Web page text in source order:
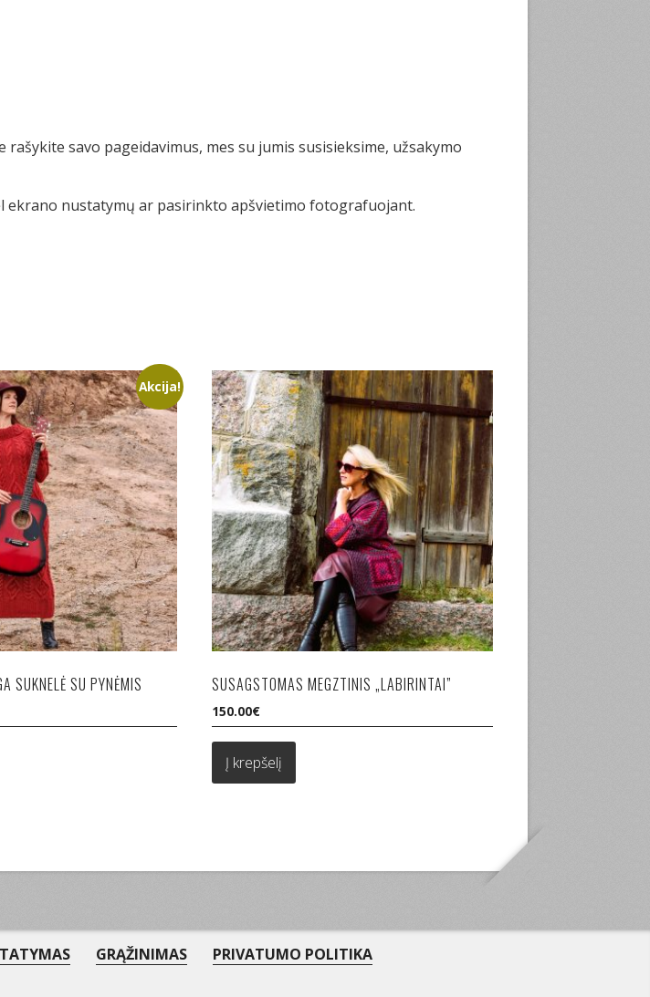
savo pageidavimus, mes su jumis susisieksime, užsakymo
ekrano nustatymų ar pasirinkto apšvietimo fotografuojant.
Akcija!
SUKNELĖ SU PYNĖMIS SUSAGSTOMAS MEGZTINIS „LABIRINTAI”
150.00€
Į krepšelį
GRĄŽINIMAS PRIVATUMO POLITIKA